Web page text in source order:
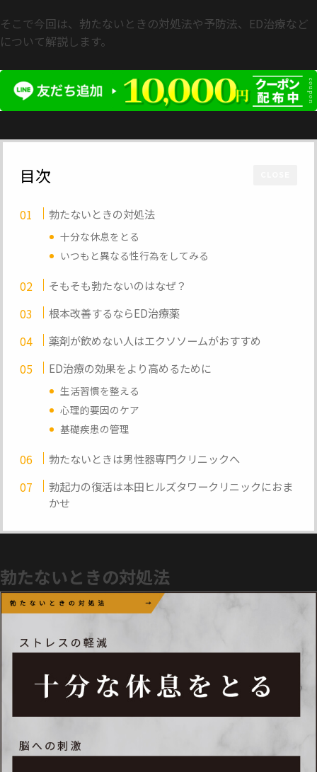
そこで今回は、勃たないときの対処法や予防法、ED治療など
について解説します。
目次
勃たないときの対処法
十分な休息をとる
いつもと異なる性行為をしてみる
そもそも勃たないのはなぜ？
根本改善するならED治療薬
薬剤が飲めない人はエクソソームがおすすめ
ED治療の効果をより高めるために
生活習慣を整える
心理的要因のケア
基礎疾患の管理
勃たないときは男性器専門クリニックへ
勃起力の復活は本田ヒルズタワークリニックにおま
かせ
勃たないときの対処法